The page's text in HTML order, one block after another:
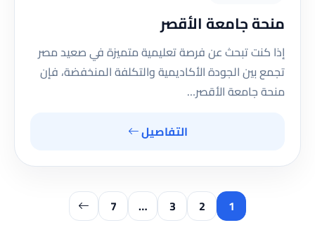
منحة جامعة الأقصر
إذا كنت تبحث عن فرصة تعليمية متميزة في صعيد مصر
تجمع بين الجودة الأكاديمية والتكلفة المنخفضة، فإن
منحة جامعة الأقصر…
التفاصيل
1
2
3
…
7